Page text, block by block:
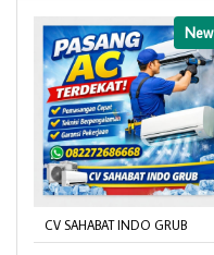
New
CV SAHABAT INDO GRUB